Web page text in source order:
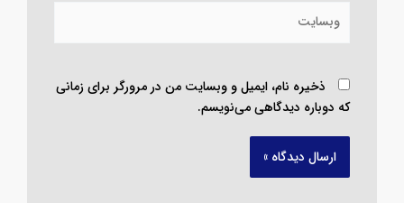
ذخیره نام، ایمیل و وبسایت من در مرورگر برای زمانی
که دوباره دیدگاهی می‌نویسم.